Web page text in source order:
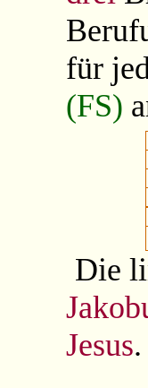
für
(FS)
Die
Jesus.